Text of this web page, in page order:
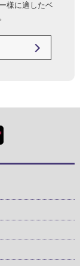
様に適したベ